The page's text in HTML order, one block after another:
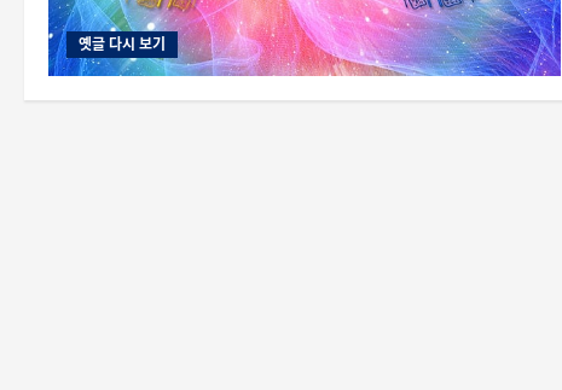
옛글 다시 보기